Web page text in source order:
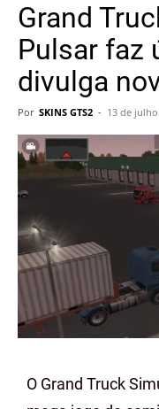
Grand
Pulsar faz
divulga
Por SKINS GTS2 - 13 de
O Grand Truck